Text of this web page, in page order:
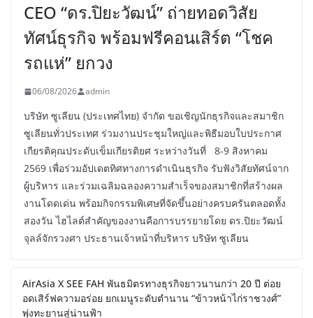
CEO “ดร.ปิยะวัฒน์” ถ่ายทอดวิสัย
ทัศน์ธุรกิจ พร้อมฟรีคอนเสิร์ต “โชค
รถแห่” ยกวง
06/08/2026 admin
บริษัท ซูเลียน (ประเทศไทย) จำกัด ขอเชิญนักธุรกิจและสมาชิก
ซูเลียนทั่วประเทศ ร่วมงานประชุมใหญ่และพิธีมอบใบประกาศ
เกียรติคุณประดับเข็มเกียรติยศ ระหว่างวันที่ 8-9 สิงหาคม
2569 เพื่อร่วมอัปเดตทิศทางการดำเนินธุรกิจ รับฟังวิสัยทัศน์จาก
ผู้บริหาร และร่วมเฉลิมฉลองความสำเร็จของสมาชิกที่สร้างผล
งานโดดเด่น พร้อมกิจกรรมพิเศษที่จัดขึ้นอย่างครบครันตลอดทั้ง
สองวัน ไฮไลต์สำคัญของงานคือการบรรยายโดย ดร.ปิยะวัฒน์
จุลล์จักรวงศา ประธานเจ้าหน้าที่บริหาร บริษัท ซูเลียน
AirAsia X SEE FAH พันธมิตรทางธุรกิจยาวนานกว่า 20 ปี ต่อย
อดเสิร์ฟความอร่อย ยกเมนูระดับตำนาน “ข้าวหน้าไก่ราชวงศ์”
พุ่งทะยานสู่น่านฟ้า